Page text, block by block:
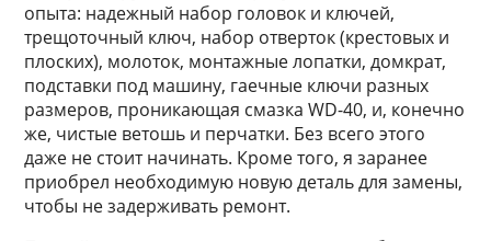
опыта: надежный набор головок и ключей,
трещоточный ключ, набор отверток (крестовых и
плоских), молоток, монтажные лопатки, домкрат,
подставки под машину, гаечные ключи разных
размеров, проникающая смазка WD-40, и, конечно
же, чистые ветошь и перчатки. Без всего этого
даже не стоит начинать. Кроме того, я заранее
приобрел необходимую новую деталь для замены,
чтобы не задерживать ремонт.